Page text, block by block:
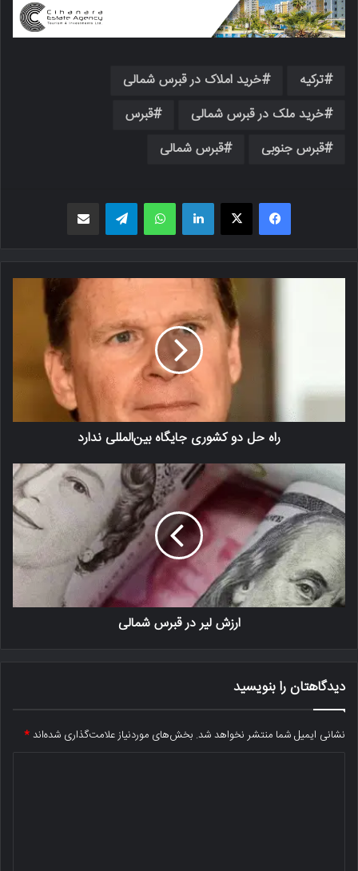
ترکیه
خرید املاک در قبرس شمالی
خرید ملک در قبرس شمالی
قبرس
قبرس جنوبی
قبرس شمالی
فیسبوک X لینکدین واتس اپ
راه حل دو کشوری جایگاه بین‌المللی ندارد
ارزش لیر در قبرس شمالی
دیدگاهتان را بنویسید
نشانی ایمیل شما منتشر نخواهد شد. بخش‌های موردنیاز علامت‌گذاری شده‌اند*